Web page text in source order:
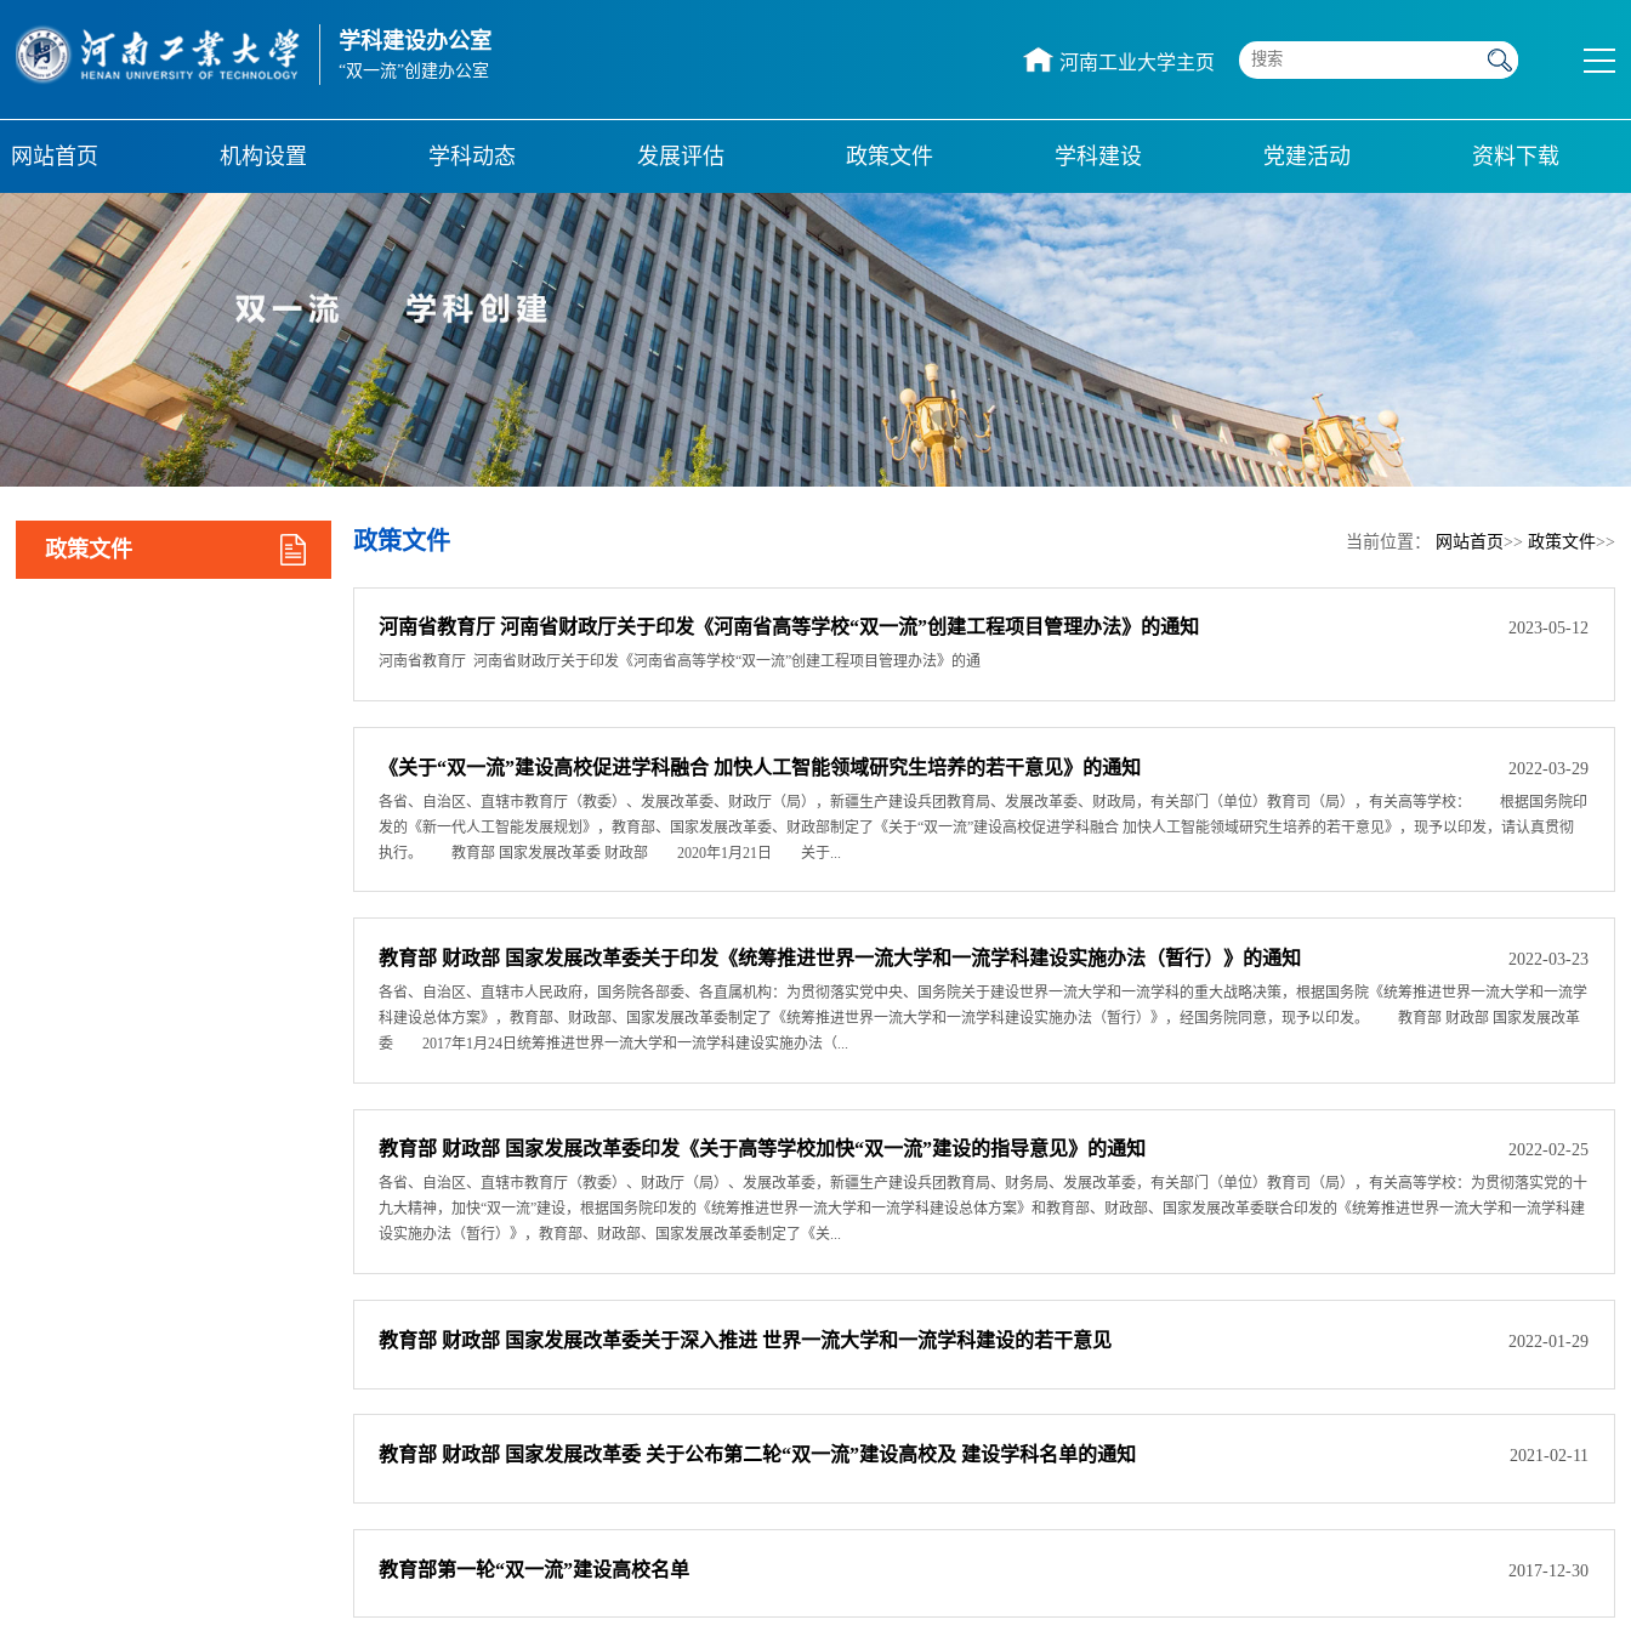
学科建设办公室
“双一流”创建办公室 河南工业大学主页
网站首页 机构设置 学科动态 发展评估 政策文件 学科建设 党建活动 资料下载
政策文件 政策文件 当前位置： 网站首页>> 政策文件>>
河南省教育厅 河南省财政厅关于印发《河南省高等学校“双一流”创建工程项目管理办法》的通知 2023-05-12
河南省教育厅 河南省财政厅关于印发《河南省高等学校“双一流”创建工程项目管理办法》的通
《关于“双一流”建设高校促进学科融合 加快人工智能领域研究生培养的若干意见》的通知 2022-03-29
各省、自治区、直辖市教育厅（教委）、发展改革委、财政厅（局），新疆生产建设兵团教育局、发展改革委、财政局，有关部门（单位）教育司（局），有关高等学校： 根据国务院印
发的《新一代人工智能发展规划》，教育部、国家发展改革委、财政部制定了《关于“双一流”建设高校促进学科融合 加快人工智能领域研究生培养的若干意见》，现予以印发，请认真贯彻
执行。 教育部 国家发展改革委 财政部 2020年1月21日 关于...
教育部 财政部 国家发展改革委关于印发《统筹推进世界一流大学和一流学科建设实施办法（暂行）》的通知 2022-03-23
​各省、自治区、直辖市人民政府，国务院各部委、各直属机构：为贯彻落实党中央、国务院关于建设世界一流大学和一流学科的重大战略决策，根据国务院《统筹推进世界一流大学和一流学
科建设总体方案》，教育部、财政部、国家发展改革委制定了《统筹推进世界一流大学和一流学科建设实施办法（暂行）》，经国务院同意，现予以印发。 教育部 财政部 国家发展改革
委 2017年1月24日统筹推进世界一流大学和一流学科建设实施办法（...
教育部 财政部 国家发展改革委印发《关于高等学校加快“双一流”建设的指导意见》的通知 2022-02-25
各省、自治区、直辖市教育厅（教委）、财政厅（局）、发展改革委，新疆生产建设兵团教育局、财务局、发展改革委，有关部门（单位）教育司（局），有关高等学校：为贯彻落实党的十
九大精神，加快“双一流”建设，根据国务院印发的《统筹推进世界一流大学和一流学科建设总体方案》和教育部、财政部、国家发展改革委联合印发的《统筹推进世界一流大学和一流学科建
设实施办法（暂行）》，教育部、财政部、国家发展改革委制定了《关...
教育部 财政部 国家发展改革委关于深入推进 世界一流大学和一流学科建设的若干意见 2022-01-29
教育部 财政部 国家发展改革委 关于公布第二轮“双一流”建设高校及 建设学科名单的通知 2021-02-11
教育部第一轮“双一流”建设高校名单 2017-12-30